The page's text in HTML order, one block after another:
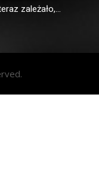
zależało,...